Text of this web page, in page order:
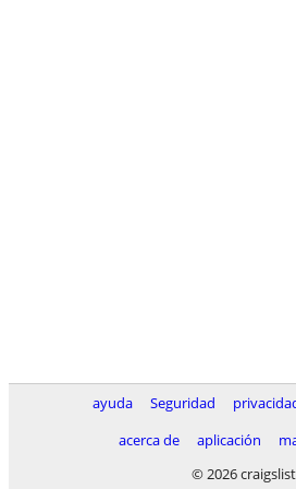
ayuda Seguridad
acerca de
aplicación
© 2026 craigslist